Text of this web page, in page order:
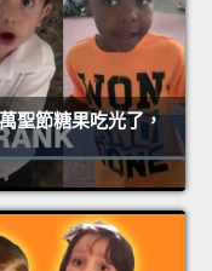
聖節糖果吃光了，